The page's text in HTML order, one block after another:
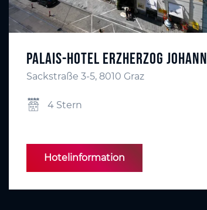
Palais-Hotel Erzherzog Johann
Sackstraße 3-5, 8010 Graz
4 Stern
Hotelinformation